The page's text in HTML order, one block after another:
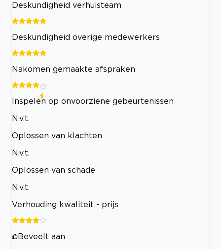
Deskundigheid verhuisteam
Deskundigheid overige medewerkers
Nakomen gemaakte afspraken
Inspelen op onvoorziene gebeurtenissen
N.v.t.
Oplossen van klachten
N.v.t.
Oplossen van schade
N.v.t.
Verhouding kwaliteit - prijs
Beveelt aan